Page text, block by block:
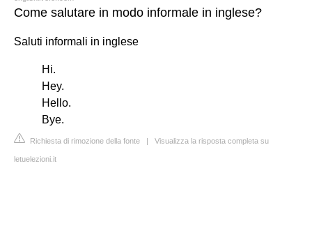
Come salutare in modo informale in inglese?
Saluti informali in inglese
Hi.
Hey.
Hello.
Bye.
Richiesta di rimozione della fonte | Visualizza la risposta completa su
letuelezioni.it